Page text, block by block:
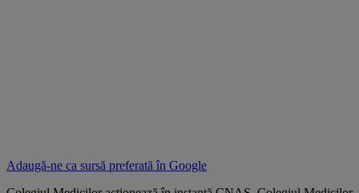
Adaugă-ne ca sursă preferată în Google